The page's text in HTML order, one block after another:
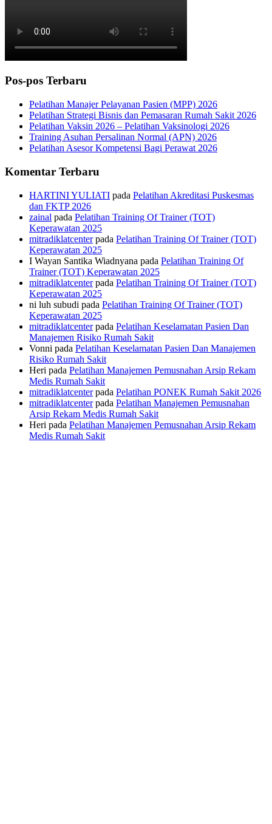
Pos-pos Terbaru
Pelatihan Manajer Pelayanan Pasien (MPP) 2026
Pelatihan Strategi Bisnis dan Pemasaran Rumah Sakit 2026
Pelatihan Vaksin 2026 – Pelatihan Vaksinologi 2026
Training Asuhan Persalinan Normal (APN) 2026
Pelatihan Asesor Kompetensi Bagi Perawat 2026
Komentar Terbaru
HARTINI YULIATI pada Pelatihan Akreditasi Puskesmas
dan FKTP 2026
zainal pada Pelatihan Training Of Trainer (TOT)
Keperawatan 2025
mitradiklatcenterpada Pelatihan Training Of Trainer (TOT)
Keperawatan 2025
I Wayan Santika Wiadnyana pada Pelatihan Training Of
Trainer (TOT) Keperawatan 2025
mitradiklatcenterpada Pelatihan Training Of Trainer (TOT)
Keperawatan 2025
ni luh subudi pada Pelatihan Training Of Trainer (TOT)
Keperawatan 2025
mitradiklatcenterpada Pelatihan Keselamatan Pasien Dan
Manajemen Risiko Rumah Sakit
Vonni pada Pelatihan Keselamatan Pasien Dan Manajemen
Risiko Rumah Sakit
Heri pada Pelatihan Manajemen Pemusnahan Arsip Rekam
Medis Rumah Sakit
mitradiklatcenterpada Pelatihan PONEK Rumah Sakit 2026
mitradiklatcenterpada Pelatihan Manajemen Pemusnahan
Arsip Rekam Medis Rumah Sakit
Heri pada Pelatihan Manajemen Pemusnahan Arsip Rekam
Medis Rumah Sakit